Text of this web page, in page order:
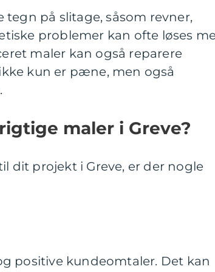
på slitage, såsom revner,
problemer kan ofte løses
maler kan også reparere
kun er pæne, men også
maler i Greve?
dit projekt i Greve, er der nogle
positive kundeomtaler. Det kan